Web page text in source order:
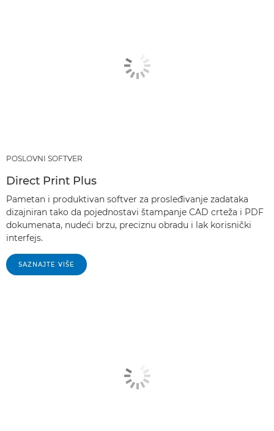
POSLOVNI SOFTVER
Direct Print Plus
Pametan i produktivan softver za prosleđivanje zadataka
dizajniran tako da pojednostavi štampanje CAD crteža i PDF
dokumenata, nudeći brzu, preciznu obradu i lak korisnički
interfejs.
SAZNAJTE VIŠE